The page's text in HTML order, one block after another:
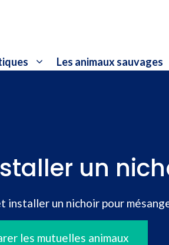
Les animaux sauvages
un
installer un nichoir pour
les mutuelles animaux